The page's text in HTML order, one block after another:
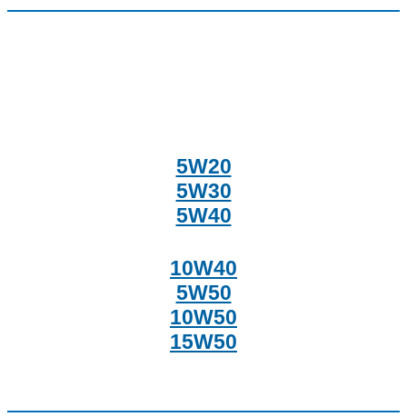
5W20
5W30
5W40
10W40
5W50
10W50
15W50